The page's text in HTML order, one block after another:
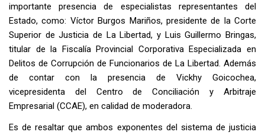
importante presencia de especialistas representantes del
Estado, como: Víctor Burgos Mariños, presidente de la Corte
Superior de Justicia de La Libertad, y Luis Guillermo Bringas,
titular de la Fiscalía Provincial Corporativa Especializada en
Delitos de Corrupción de Funcionarios de La Libertad. Además
de contar con la presencia de Vickhy Goicochea,
vicepresidenta del Centro de Conciliación y Arbitraje
Empresarial (CCAE), en calidad de moderadora.
Es de resaltar que ambos exponentes del sistema de justicia